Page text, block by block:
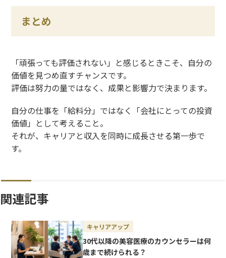
まとめ
「頑張っても評価されない」と感じるときこそ、自分の
価値を見つめ直すチャンスです。
評価は努力の量ではなく、成果と影響力で決まります。
自分の仕事を「給料分」ではなく「会社にとっての投資
価値」として考えること。
それが、キャリアと収入を同時に成長させる第一歩で
す。
関連記事
キャリアアップ
30代以降の美容医療のカウンセラーは何
歳まで続けられる？